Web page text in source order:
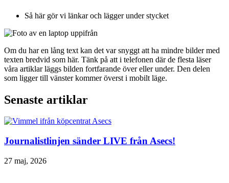
Så här gör vi länkar och lägger under stycket
Om du har en lång text kan det var snyggt att ha mindre bilder med
texten bredvid som här. Tänk på att i telefonen där de flesta läser
våra artiklar läggs bilden fortfarande över eller under. Den delen
som ligger till vänster kommer överst i mobilt läge.
Senaste artiklar
Journalistlinjen sänder LIVE från Asecs!
27 maj, 2026